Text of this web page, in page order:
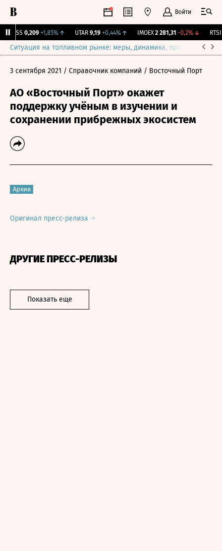
Войти
RGSS 0,209 +1,85%↑ UTAR 9,19 +0,44%↑ IMOEX 2 281,31 -0,2%↓ RTSI
Ситуация на топливном рынке: меры, динамика, прогнозы
3 сентября 2021 / Справочник компаний / Восточный Порт
АО «Восточный Порт» окажет
поддержку учёным в изучении и
сохранении прибрежных экосистем
Архив
Оригинал пресс-релиза
ДРУГИЕ ПРЕСС-РЕЛИЗЫ
Показать еще